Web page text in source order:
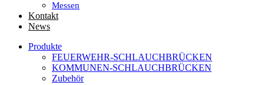
Messen
Kontakt
News
Produkte
FEUERWEHR-SCHLAUCHBRÜCKEN
KOMMUNEN-SCHLAUCHBRÜCKEN
Zubehör